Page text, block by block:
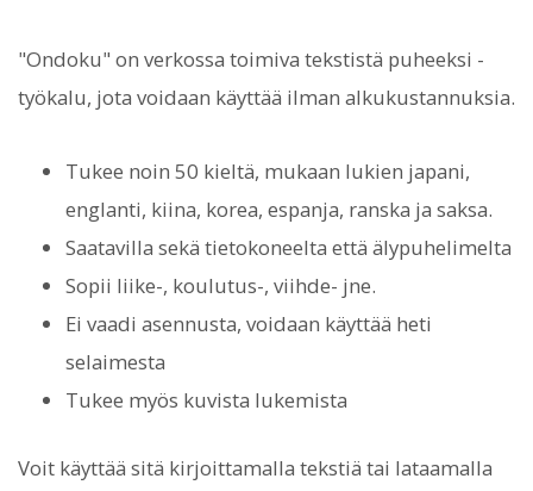
"Ondoku" on verkossa toimiva tekstistä puheeksi -
työkalu, jota voidaan käyttää ilman alkukustannuksia.
Tukee noin 50 kieltä, mukaan lukien japani,
englanti, kiina, korea, espanja, ranska ja saksa.
Saatavilla sekä tietokoneelta että älypuhelimelta
Sopii liike-, koulutus-, viihde- jne.
Ei vaadi asennusta, voidaan käyttää heti
selaimesta
Tukee myös kuvista lukemista
Voit käyttää sitä kirjoittamalla tekstiä tai lataamalla